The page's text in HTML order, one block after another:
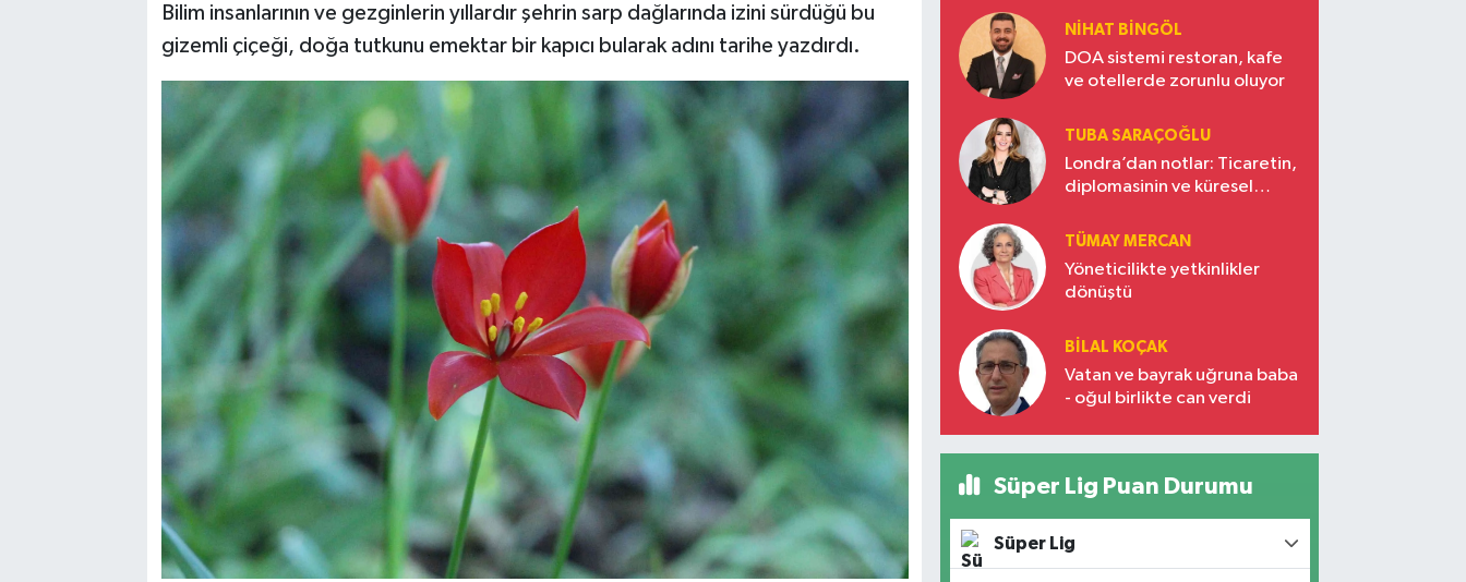
Bilim insanlarının ve gezginlerin yıllardır şehrin sarp dağlarında izini sürdüğü bu
gizemli çiçeği, doğa tutkunu emektar bir kapıcı bularak adını tarihe yazdırdı.
NIHAT BINGÖL
DOA sistemi restoran, kafe
ve otellerde zorunlu oluyor
TUBA SARAÇOĞLU
Londra’dan notlar: Ticaretin,
diplomasinin ve küresel
Türkiye’nin yükselen gücü
TÜMAY MERCAN
Yöneticilikte yetkinlikler
dönüştü
BILAL KOÇAK
Vatan ve bayrak uğruna baba
- oğul birlikte can verdi
Süper Lig Puan Durumu
Süper Lig